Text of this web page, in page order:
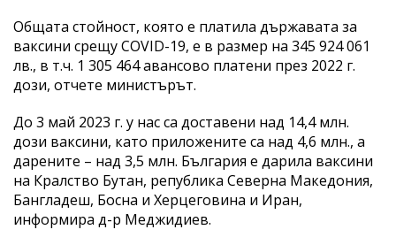
Общата стойност, която е платила държавата за
ваксини срещу COVID-19, е в размер на 345 924 061
лв., в т.ч. 1 305 464 авансово платени през 2022 г.
дози, отчете министърът.
До 3 май 2023 г. у нас са доставени над 14,4 млн.
дози ваксини, като приложените са над 4,6 млн., а
дарените – над 3,5 млн. България е дарила ваксини
на Кралство Бутан, република Северна Македония,
Бангладеш, Босна и Херцеговина и Иран,
информира д-р Меджидиев.